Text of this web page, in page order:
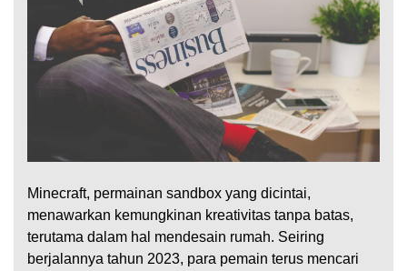
Minecraft, permainan sandbox yang dicintai,
menawarkan kemungkinan kreativitas tanpa batas,
terutama dalam hal mendesain rumah. Seiring
berjalannya tahun 2023, para pemain terus mencari